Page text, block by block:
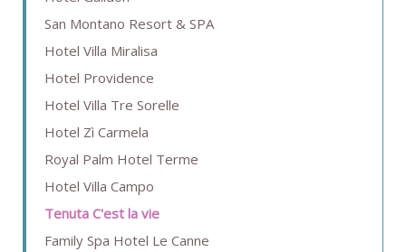
San Montano Resort & SPA
Hotel Villa Miralisa
Hotel Providence
Hotel Villa Tre Sorelle
Hotel Zì Carmela
Royal Palm Hotel Terme
Hotel Villa Campo
Tenuta C'est la vie
Family Spa Hotel Le Canne